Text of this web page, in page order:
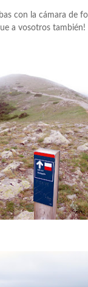
con la cámara de
a vosotros también!